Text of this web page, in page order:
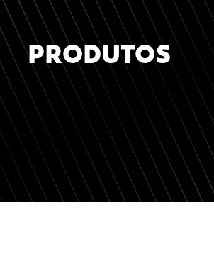
PRODUTOS